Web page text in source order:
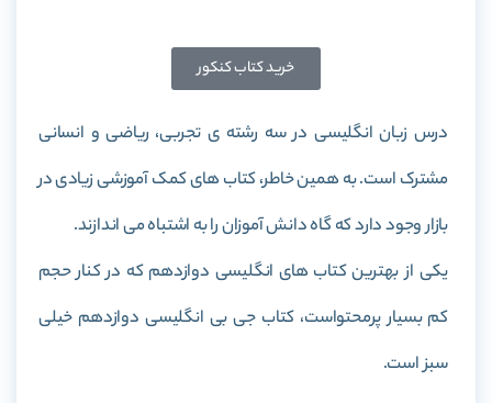
خرید کتاب کنکور
درس زبان انگلیسی در سه رشته ی تجربی، ریاضی و انسانی
مشترک است. به همین خاطر، کتاب های کمک آموزشی زیادی در
بازار وجود دارد که گاه دانش آموزان را به اشتباه می اندازند.
یکی از بهترین کتاب های انگلیسی دوازدهم که در کنار حجم
کم بسیار پرمحتواست، کتابجی بی انگلیسی دوازدهم خیلی
سبزاست.